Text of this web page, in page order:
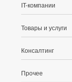
IT-компании
Товары и услуги
Консалтинг
Прочее